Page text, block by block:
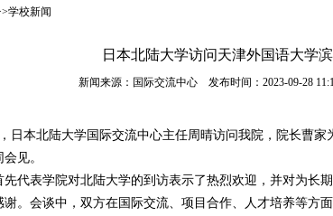
学校新闻
日本北陆大学访问天津外国语大学
新闻来源：国际交流中心 发布时间：2023-09-28
本北陆大学国际交流中心主任周晴访问我院，院长曹家
见。
表学院对北陆大学的到访表示了热烈欢迎，并对为长
谢。会谈中，双方在国际交流、项目合作、人才培养等方